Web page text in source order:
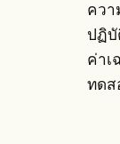
ควา
ปฏิบั
ค่าเ
ทดส
ผ